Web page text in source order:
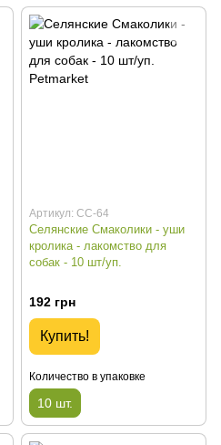
Артикул: СС-64
Селянские Смаколики - уши
кролика - лакомство для
собак - 10 шт/уп.
192 грн
Купить!
Количество в упаковке
10 шт.